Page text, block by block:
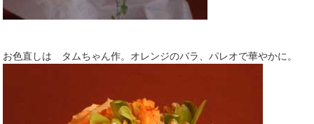
お色直しは タムちゃん作。オレンジのバラ、パレオで華やかに。